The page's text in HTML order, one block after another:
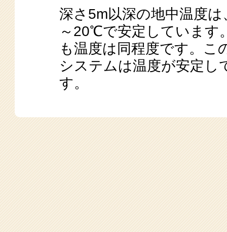
深さ5m以深の地中温度
～20℃で安定しています
も温度は同程度です。こ
システムは温度が安定し
す。